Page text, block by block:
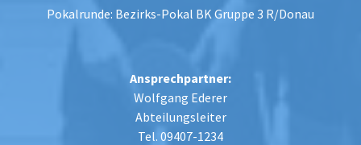
Pokalrunde: Bezirks-Pokal BK Gruppe 3 R/Donau
Ansprechpartner:
Wolfgang Ederer
Abteilungsleiter
Tel. 09407-1234